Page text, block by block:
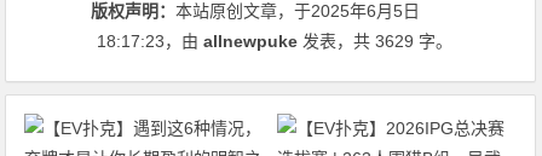
版权声明：本站原创文章，于2025年6月5日
18:17:23，由allnewpuke 发表，共 3629 字。